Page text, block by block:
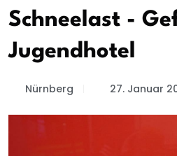
Schneelast -
Jugendhotel
Nürnberg 27. Januar